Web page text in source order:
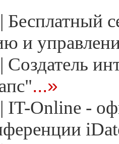
| Бесплатный
и
| Создатель
...»
| IT-Online -